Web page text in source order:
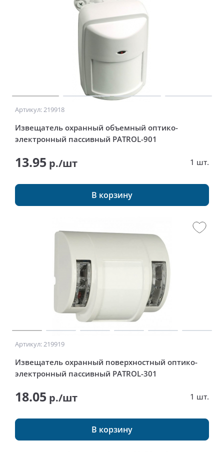
Артикул: 219918
Извещатель охранный объемный оптико-
электронный пассивный PATROL-901
13.95 р./шт 1 шт.
В корзину
Артикул: 219919
Извещатель охранный поверхностный оптико-
электронный пассивный PATROL-301
18.05 р./шт 1 шт.
В корзину